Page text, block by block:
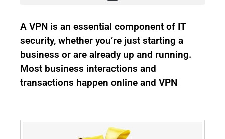
A VPN is an essential component of IT
security, whether you’re just starting a
business or are already up and running.
Most business interactions and
transactions happen online and VPN